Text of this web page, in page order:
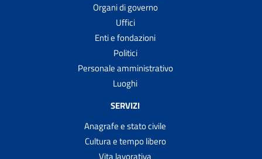
Organi di governo
Uffici
Enti e fondazioni
Politici
Personale amministrativo
Luoghi
SERVIZI
Anagrafe e stato civile
Cultura e tempo libero